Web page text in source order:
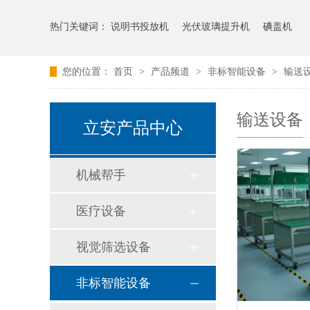
热门关键词： 说明书投放机 光伏玻璃提升机 碘盖机
您的位置： 首页 > 产品频道 > 非标智能设备 > 输送
立安产品中心
机械帮手
医疗设备
视觉筛选设备
非标智能设备
输送设备